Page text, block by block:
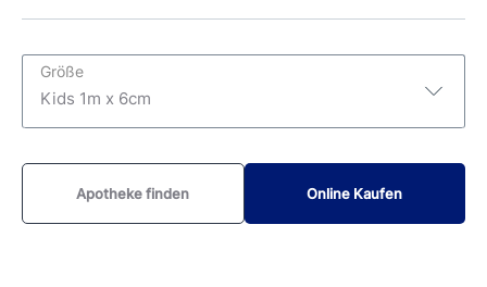
Größe
Kids 1m x 6cm
Kids 20 Strips
Apotheke finden Online Kaufen